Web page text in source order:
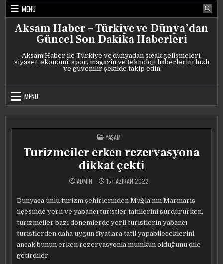
Skip
content
MENU
Aksam Haber – Türkiye ve Dünya’dan
Güncel Son Dakika Haberleri
Aksam Haber ile Türkiye ve dünyadan sıcak gelişmeleri,
siyaset, ekonomi, spor, magazin ve teknoloji haberlerini hızlı
ve güvenilir şekilde takip edin
MENU
POSTED
IN
YAŞAM
Turizmciler erken rezervasyona
dikkat çekti
ADMIN 15 HAZIRAN 2022
Dünyaca ünlü turizm şehirlerinden Muğla’nın Marmaris
ilçesinde yerli ve yabancı turistler tatillerini sürdürürken,
turizmciler bazı dönemlerde yerli turistlerin yabancı
turistlerden daha uygun fiyatlara tatil yapabileceklerini,
ancak bunun erken rezervasyonla mümkün olduğunu dile
getirdiler.